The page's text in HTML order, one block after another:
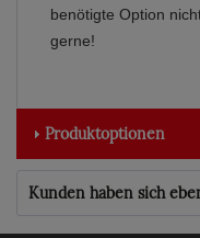
benötigte Option
gerne!
Produktoptionen
Kunden haben sich